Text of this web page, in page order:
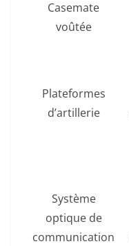
Casemate
voûtée
Plateformes
d’artillerie
Système
optique de
communication